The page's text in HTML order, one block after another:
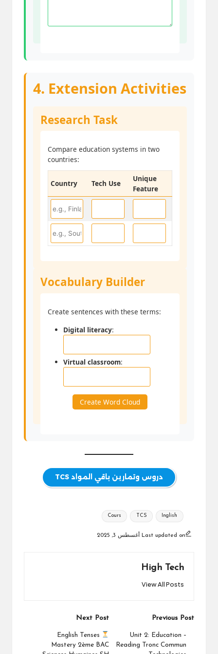
4. Extension Activities
Research Task
Compare education systems in two
countries:
Country Tech Use
Unique
Feature
Vocabulary Builder
Create sentences with these terms:
Digital literacy:
Virtual classroom:
Create Word Cloud
دروس وتمارين باقي المواد TCS
Tags:
Cours TCS Inglish
Last updated on أغسطس 3, 2025
High Tech
View All Posts
Post
navigation
Previous Post
Unit 2: Education –
Reading Tronc Commun
Next Post
English Tenses
Mastery 2ème BAC